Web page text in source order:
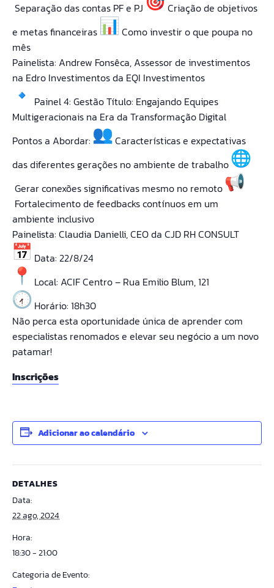
Separação das contas PF e PJ
Criação de objetivos
e metas financeiras
Como investir o que poupa no
mês
Painelista: Andrew Fonsêca, Assessor de investimentos
na Edro Investimentos da EQI Investimentos
Painel 4: Gestão Título: Engajando Equipes
Multigeracionais na Era da Transformação Digital
Pontos a Abordar:
Características e expectativas
das diferentes gerações no ambiente de trabalho
Gerar conexões significativas mesmo no remoto
Fortalecimento de feedbacks contínuos em um
ambiente inclusivo
Painelista: Claudia Danielli, CEO da CJD RH CONSULT
Data: 22/8/24
Local: ACIF Centro – Rua Emilio Blum, 121
Horário: 18h30
Não perca esta oportunidade única de aprender com
especialistas renomados e elevar seu negócio a um novo
patamar!
Inscrições
Adicionar ao calendário
DETALHES
Data:
22 ago, 2024
Hora:
18:30 - 21:00
Categoria de Evento: